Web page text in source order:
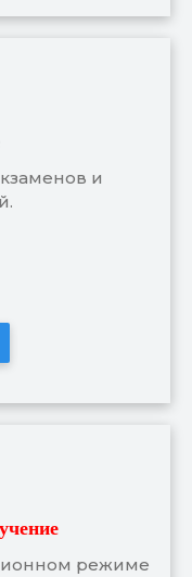
и
режиме